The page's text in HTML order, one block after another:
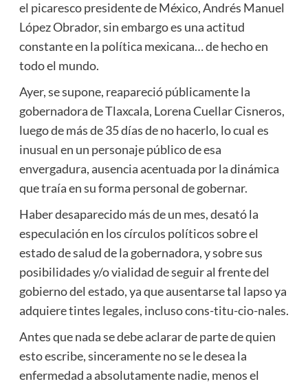
el picaresco presidente de México, Andrés Manuel
López Obrador, sin embargo es una actitud
constante en la política mexicana… de hecho en
todo el mundo.
Ayer, se supone, reapareció públicamente la
gobernadora de Tlaxcala, Lorena Cuellar Cisneros,
luego de más de 35 días de no hacerlo, lo cual es
inusual en un personaje público de esa
envergadura, ausencia acentuada por la dinámica
que traía en su forma personal de gobernar.
Haber desaparecido más de un mes, desató la
especulación en los círculos políticos sobre el
estado de salud de la gobernadora, y sobre sus
posibilidades y/o vialidad de seguir al frente del
gobierno del estado, ya que ausentarse tal lapso ya
adquiere tintes legales, incluso cons-titu-cio-nales.
Antes que nada se debe aclarar de parte de quien
esto escribe, sinceramente no se le desea la
enfermedad a absolutamente nadie, menos el